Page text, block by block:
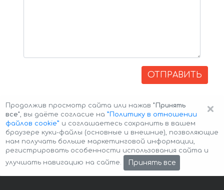
ОТПРАВИТЬ
Авторские права © 2026 Авто-Аренда Cookie Policy
×
Продолжив просмотр сайта или нажав "Принять
все", вы даёте согласие на ”Политику в отношении
файлов cookie” и соглашаетесь сохранить в вашем
браузере куки-файлы (основные и внешние), позволяющие
нам получать больше маркетинговой информации,
регистрировать особенности использования сайта и
улучшать навигацию на сайте.
Принять все